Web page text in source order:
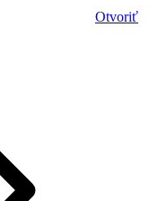
Otvoriť